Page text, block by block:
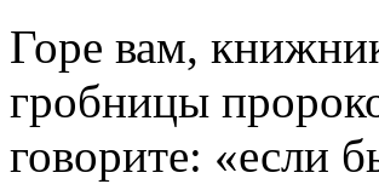
Горе вам,
гробницы
говорите: «если